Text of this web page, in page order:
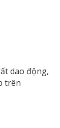
dao động,
trên